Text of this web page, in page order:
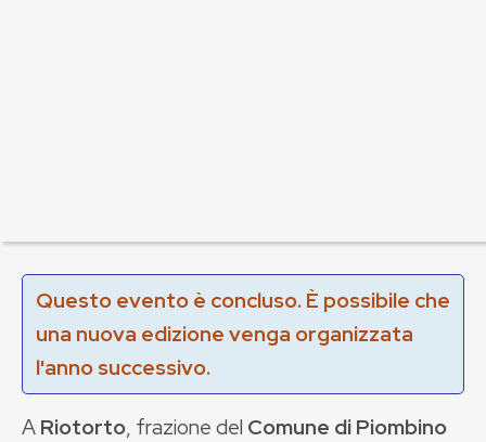
Questo evento è concluso. È possibile che
una nuova edizione venga organizzata
l'anno successivo.
ARiotorto, frazione del Comune di Piombino